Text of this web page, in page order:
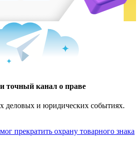
канал о праве
деловых и юридических событиях.
прекратить охрану товарного знака